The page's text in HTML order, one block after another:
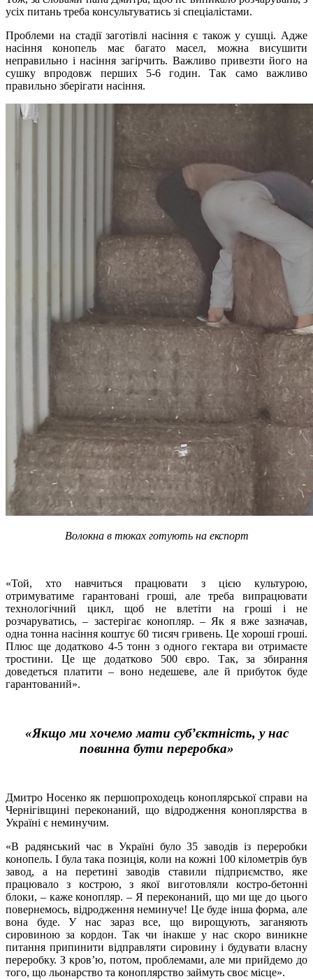
усіх питань треба консультуватись зі спеціалістами.
Проблеми на стадії заготівлі насіння є також у сушці. Адже
насіння конопель має багато масел, можна висушити
неправильно і насіння загірчить. Важливо привезти його на
сушку впродовж перших 5-6 годин. Так само важливо
правильно зберігати насіння.
Волокна в тюках готують на експорт
«Той, хто навчиться працювати з цією культурою,
отримуватиме гарантовані гроші, але треба випрацювати
технологічний цикл, щоб не влетіти на гроші і не
розчаруватись, – застерігає конопляр. – Як я вже зазначав,
одна тонна насіння коштує 60 тисяч гривень. Це хороші гроші.
Плюс ще додатково 4-5 тонн з одного гектара ви отримаєте
тростини. Це ще додатково 500 євро. Так, за збирання
доведеться платити – воно недешеве, але й прибуток буде
гарантований».
«Якщо ми хочемо мати суб’єктність, у нас
повинна бути переробка»
Дмитро Носенко як першопроходець коноплярської справи на
Чернігівщині переконаний, що відродження коноплярства в
Україні є неминучим.
«В радянський час в Україні було 35 заводів із переробки
конопель. І була така позиція, коли на кожні 100 кілометрів був
завод, а на перетині заводів ставили підприємство, яке
працювало з кострою, з якої виготовляли костро-бетонні
блоки, – каже конопляр. – Я переконаний, що ми ще до цього
повернемось, відродження неминуче! Це буде інша форма, але
вона буде. У нас зараз все, що вирощують, заганяють
сировиною за кордон. Так чи інакше у нас скоро виникне
питання припинити відправляти сировину і будувати власну
переробку. З кров’ю, потом, проблемами, але ми прийдемо до
того, що льонарство та коноплярство займуть своє місце».